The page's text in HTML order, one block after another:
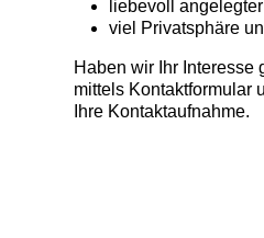
liebevoll
viel Privatsphäre
Haben wir Ihr Interesse
mittels Kontaktformular
Ihre Kontaktaufnahme.